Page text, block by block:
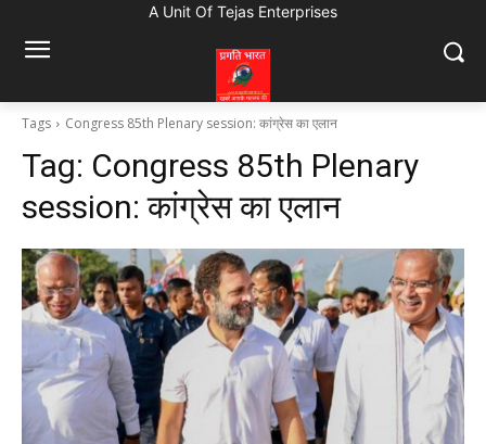
A Unit Of Tejas Enterprises
Tags Congress 85th Plenary session: कांग्रेस का एलान
Tag: Congress 85th Plenary
session: कांग्रेस का एलान